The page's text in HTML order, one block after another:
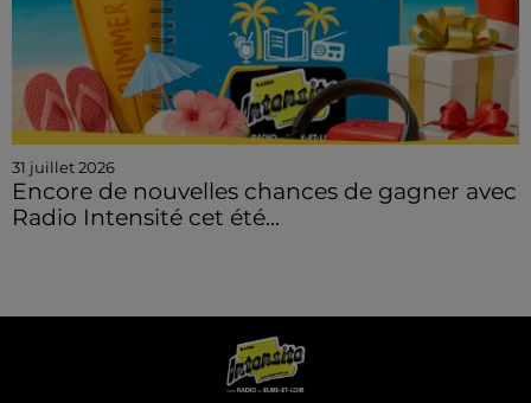
31 juillet 2026
Encore de nouvelles chances de gagner avec
Radio Intensité cet été...